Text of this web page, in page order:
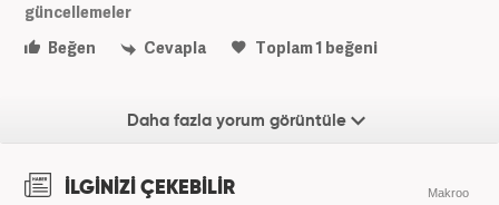
güncellemeler
Beğen
Cevapla Toplam1 beğeni
Daha fazla yorum görüntüle
İLGİNİZİ ÇEKEBİLİR Makroo